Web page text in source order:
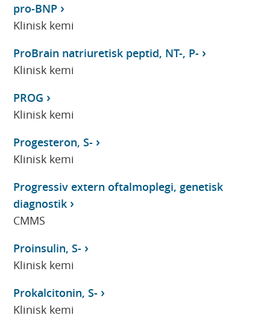
pro-BNP
Klinisk kemi
ProBrain natriuretisk peptid, NT-, P-
Klinisk kemi
PROG
Klinisk kemi
Progesteron, S-
Klinisk kemi
Progressiv extern oftalmoplegi, genetisk
diagnostik
CMMS
Proinsulin, S-
Klinisk kemi
Prokalcitonin, S-
Klinisk kemi